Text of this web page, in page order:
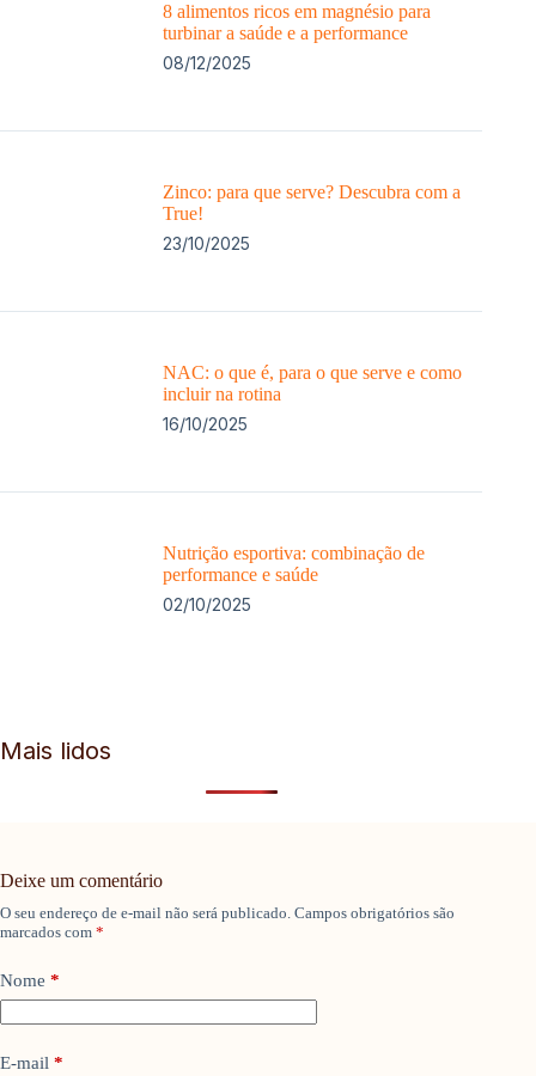
8 alimentos ricos em magnésio para
turbinar a saúde e a performance
08/12/2025
Zinco: para que serve? Descubra com a
True!
23/10/2025
NAC: o que é, para o que serve e como
incluir na rotina
16/10/2025
Nutrição esportiva: combinação de
performance e saúde
02/10/2025
Mais lidos
Deixe um comentário
O seu endereço de e-mail não será publicado. Campos obrigatórios são
marcados com *
Nome *
E-mail *